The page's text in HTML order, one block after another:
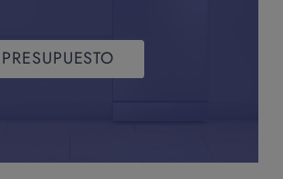
PRESUPUESTO